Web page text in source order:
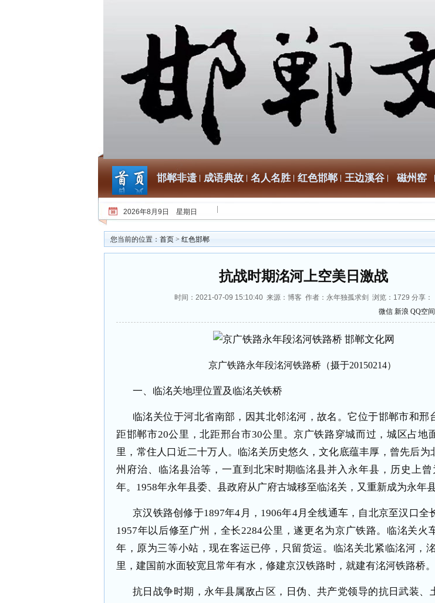
邯郸非遗 成语典故 名人名胜 红色邯郸 王边溪谷 磁州窑
2026年8月9日 星期日
您当前的位置： 首页 > 红色邯郸
抗战时期洺河上空美日激战
时间：2021-07-09 15:10:40 来源：博客 作者：永年独孤求剑 浏览： 1729 分享：
微信 新浪 QQ空间
京广铁路永年段洺河铁路桥（摄于20150214）
一、临洺关地理位置及临洺关铁桥
临洺关位于河北省南部，因其北邻洺河，故名。它位于邯郸市和邢
距邯郸市20公里，北距邢台市30公里。京广铁路穿城而过，城区占地
里，常住人口近二十万人。临洺关历史悠久，文化底蕴丰厚，曾先后为
州府治、临洺县治等，一直到北宋时期临洺县并入永年县，历史上曾
年。1958年永年县委、县政府从广府古城移至临洺关，又重新成为永年县
京汉铁路创修于1897年4月，1906年4月全线通车，自北京至汉口全
1957年以后修至广州，全长2284公里，遂更名为京广铁路。临洺关火
年，原为三等小站，现在客运已停，只留货运。临洺关北紧临洺河，
里，建国前水面较宽且常年有水，修建京汉铁路时，就建有洺河铁路桥。
抗日战争时期，永年县属敌占区，日伪、共产党领导的抗日武装、